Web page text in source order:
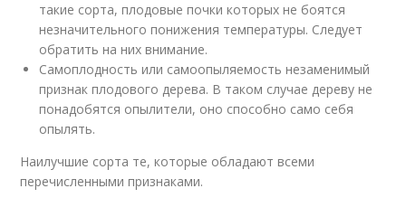
такие сорта, плодовые почки которых не боятся
незначительного понижения температуры. Следует
обратить на них внимание.
Самоплодность или самоопыляемость незаменимый
признак плодового дерева. В таком случае дереву не
понадобятся опылители, оно способно само себя
опылять.
Наилучшие сорта те, которые обладают всеми
перечисленными признаками.